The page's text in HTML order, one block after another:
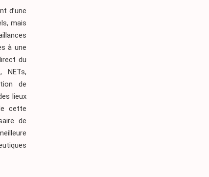
d’une
mais
à une
du
NETs,
de
lieux
cette
de